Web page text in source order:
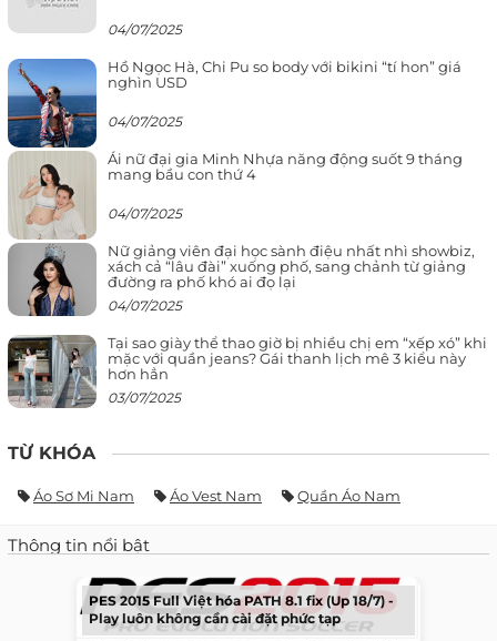
04/07/2025
Hồ Ngọc Hà, Chi Pu so body với bikini “tí hon” giá
nghìn USD
04/07/2025
Ái nữ đại gia Minh Nhựa năng động suốt 9 tháng
mang bầu con thứ 4
04/07/2025
Nữ giảng viên đại học sành điệu nhất nhì showbiz,
xách cả “lâu đài” xuống phố, sang chảnh từ giảng
đường ra phố khó ai đọ lại
04/07/2025
Tại sao giày thể thao giờ bị nhiều chị em “xếp xó” khi
mặc với quần jeans? Gái thanh lịch mê 3 kiểu này
hơn hẳn
03/07/2025
TỪ KHÓA
Áo Sơ Mi Nam Áo Vest Nam Quần Áo Nam
Thông tin nổi bật
PES 2015 Full Việt hóa PATH 8.1 fix (Up 18/7) -
Play luôn không cần cài đặt phức tạp